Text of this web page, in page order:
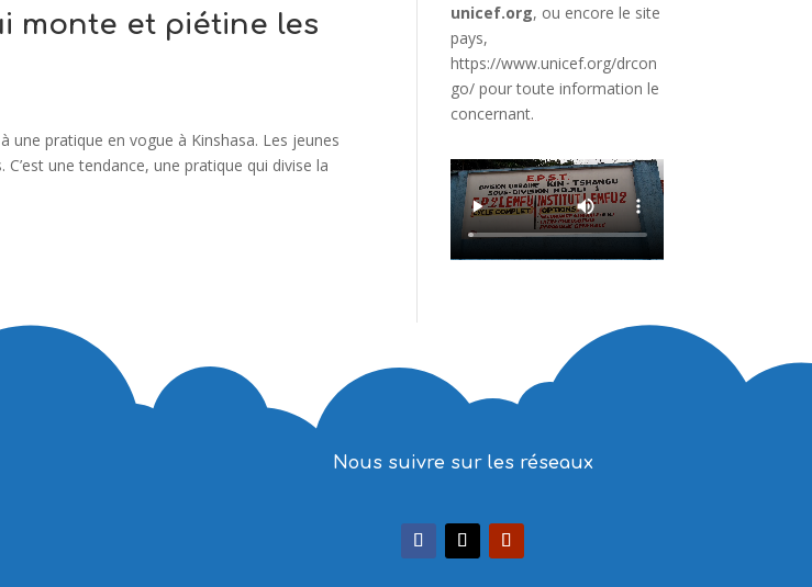
monte et piétine les
une pratique en vogue à Kinshasa. Les jeunes
une tendance, une pratique qui divise la
unicef.org, ou encore le site
pays,
https://www.unicef.org/drcon
go/ pour toute information le
concernant.
Nous suivre sur les réseaux